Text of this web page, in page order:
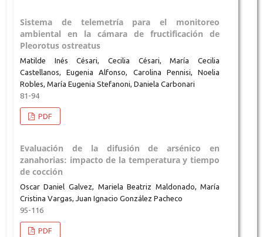
Sistema de telemetría para el monitoreo
ambiental en la cámara de fructificación de
Pleorotus ostreatus
Matilde Inés Césari, Cecilia Césari, María Cecilia
Castellanos, Eugenia Alfonso, Carolina Pennisi, Noelia
Robles, María Eugenia Stefanoni, Daniela Carbonari
81-94
PDF
Evaluación de la difusión de arsénico en
zanahorias: impacto de la temperatura y tiempo
de cocción
Oscar Daniel Galvez, Mariela Beatriz Maldonado, María
Cristina Vargas, Juan Ignacio González Pacheco
95-116
PDF